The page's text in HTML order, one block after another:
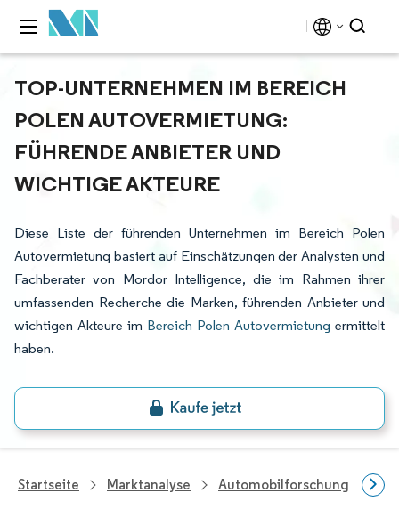
TOP-UNTERNEHMEN IM BEREICH
POLEN AUTOVERMIETUNG:
FÜHRENDE ANBIETER UND
WICHTIGE AKTEURE
Diese Liste der führenden Unternehmen im Bereich Polen
Autovermietung basiert auf Einschätzungen der Analysten und
Fachberater von Mordor Intelligence, die im Rahmen ihrer
umfassenden Recherche die Marken, führenden Anbieter und
wichtigen Akteure im Bereich Polen Autovermietung ermittelt
haben.
Startseite Marktanalyse Automobilforschung